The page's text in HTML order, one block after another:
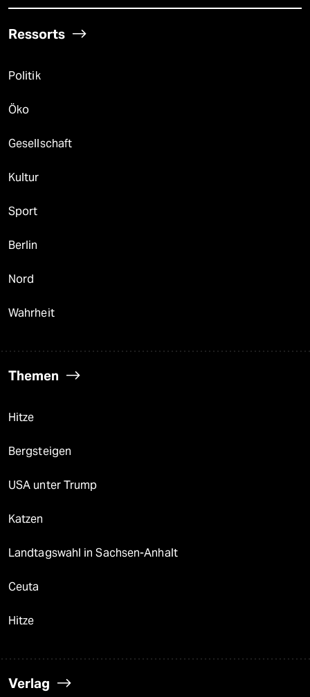
Ressorts
Politik
Öko
Gesellschaft
Kultur
Sport
Berlin
Nord
Wahrheit
Themen
Hitze
Bergsteigen
USA unter Trump
Katzen
Landtagswahl in Sachsen-Anhalt
Ceuta
Hitze
Verlag